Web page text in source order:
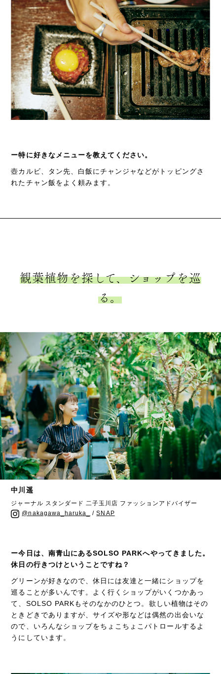
ー特に好きなメニューを教えてください。
壺カルビ、タン先、白飯にチャンジャなどがトッピングさ
れたチャン飯をよく頼みます。
観葉植物を探して、ショップを巡
る。
中川遥
ジャーナル スタンダード 二子玉川店 ファッションアドバイザー
@nakagawa_haruka_
/SNAP
ー今日は、南青山にあるSOLSO PARKへやってきました。
休日の行きつけということですね？
グリーンが好きなので、休日には友達と一緒にショップを
巡ることが多いんです。よく行くショップがいくつかあっ
て、SOLSO PARKもそのなかのひとつ。欲しい植物はその
ときどきでありますが、サイズや形などは偶然の出会いな
ので、いろんなショップをちょこちょこパトロールするよ
うにしています。